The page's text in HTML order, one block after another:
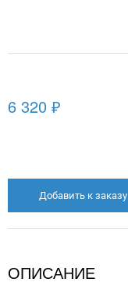
6 320 ₽
Добавить к заказу
ОПИСАНИЕ